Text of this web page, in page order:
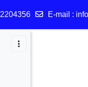
E-mail :